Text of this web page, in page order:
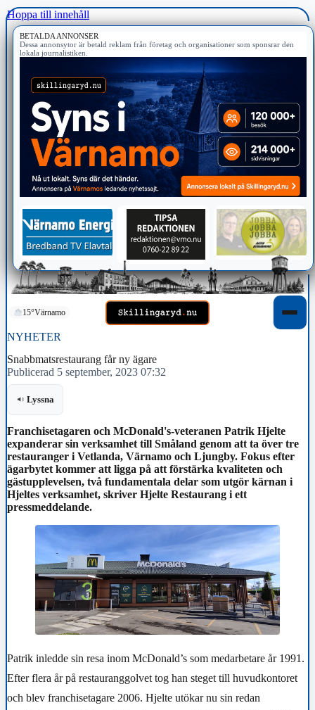
Hoppa till innehåll
BETALDA ANNONSER
Dessa annonsytor är betald reklam från företag och organisationer som sponsrar den
lokala journalistiken.
15°Värnamo
NYHETER
Snabbmatsrestaurang får ny ägare
Publicerad 5 september, 2023 07:32
Lyssna
Franchisetagaren och McDonald's-veteranen Patrik Hjelte
expanderar sin verksamhet till Småland genom att ta över tre
restauranger i Vetlanda, Värnamo och Ljungby. Fokus efter
ägarbytet kommer att ligga på att förstärka kvaliteten och
gästupplevelsen, två fundamentala delar som utgör kärnan i
Hjeltes verksamhet, skriver Hjelte Restaurang i ett
pressmeddelande.
Patrik inledde sin resa inom McDonald’s som medarbetare år 1991.
Efter flera år på restauranggolvet tog han steget till huvudkontoret
och blev franchisetagare 2006. Hjelte utökar nu sin redan